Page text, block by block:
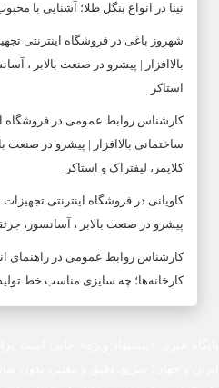
نینا در انواع بنگل طلا؛ آشنایی با
شهروز باغی در فروشگاه اینترنتی
بالاافزار | پیشرو در صنعت بالابر ،
استاکر
کارشناس روابط عمومی در فروشگاه
ساختمانی بالاافزار | پیشرو در صنعت
کلایمر، لیفتراک و استاکر
کاویانی در فروشگاه اینترنتی تجهیزات
پیشرو در صنعت بالابر ، آسانسور،
کارشناس روابط عمومی در راهنمای
کارخانه‌ها؛ چه سایزی مناسب خط